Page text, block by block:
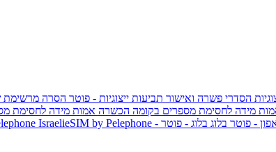
הסדרי פשרה ואישור תביעות ייצוגיות - פוטר הסרה מרשימת
מידה לחסימת מספרים בקומה הכשרה אמות מידה לחסימת
- פוטר בלוג בלוג - פוטר